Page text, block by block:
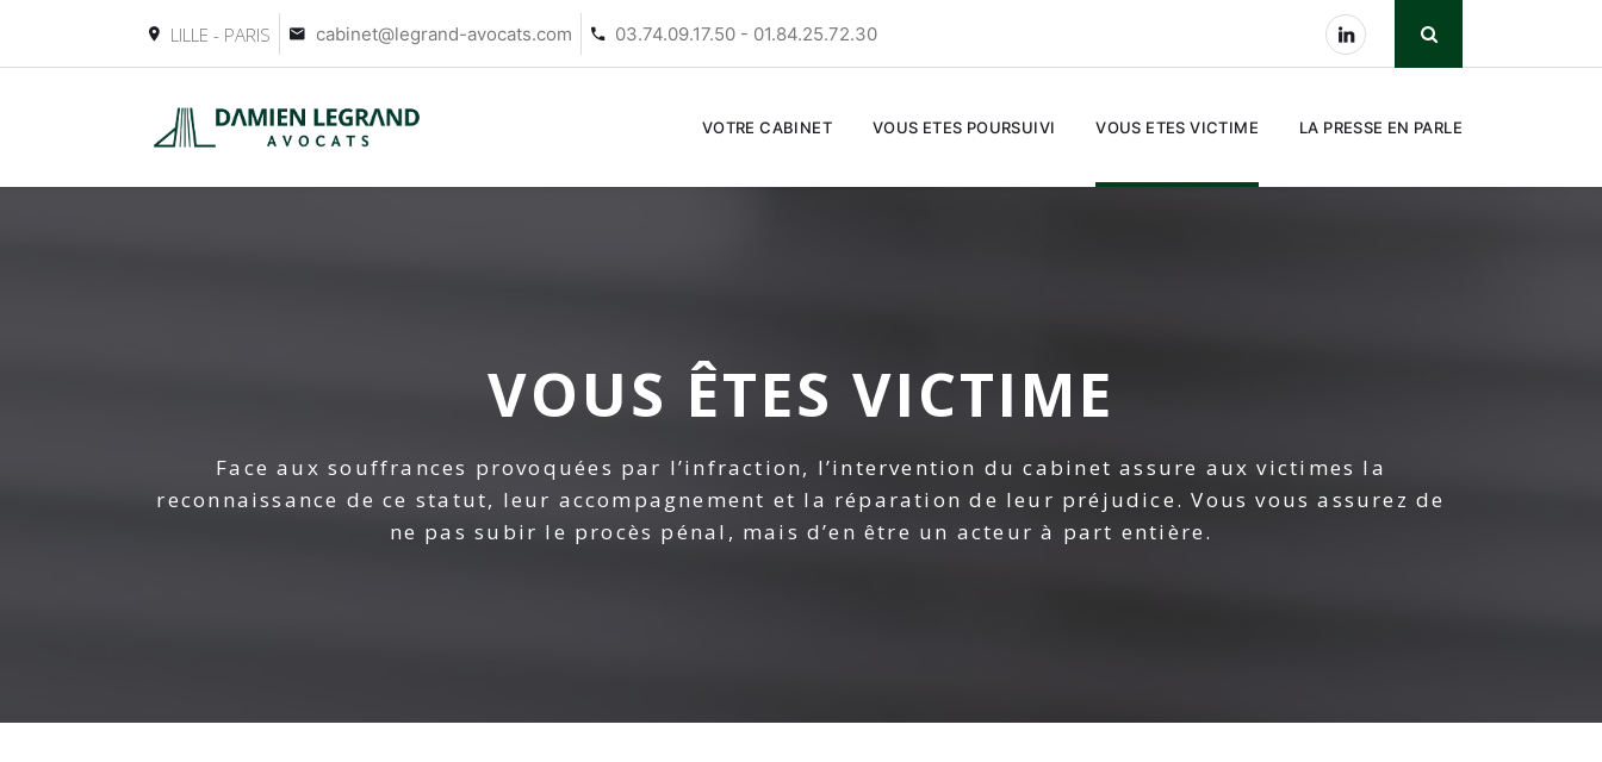
LILLE - PARIS cabinet@legrand-avocats.com 03.74.09.17.50 - 01.84.25.72.30
VOTRE CABINET VOUS ETES POURSUIVI VOUS ETES VICTIME LA PRESSE EN PARLE
VOUS ÊTES VICTIME
Face aux souffrances provoquées par l’infraction, l’intervention du cabinet assure aux victimes la
reconnaissance de ce statut, leur accompagnement et la réparation de leur préjudice. Vous vous assurez de
ne pas subir le procès pénal, mais d’en être un acteur à part entière.